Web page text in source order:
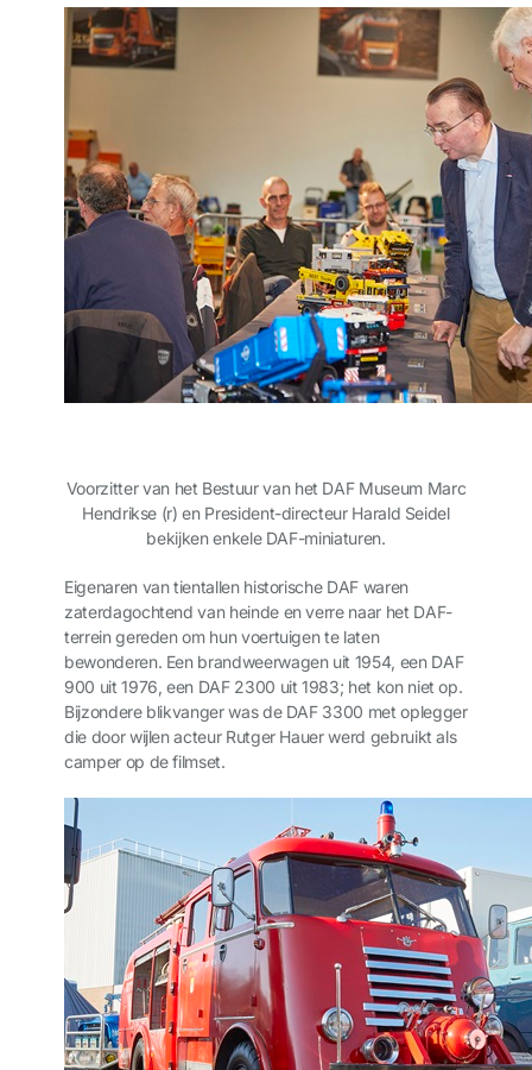
Voorzitter van het Bestuur van het DAF Museum Marc
Hendrikse (r) en President-directeur Harald Seidel
bekijken enkele DAF-miniaturen.
Eigenaren van tientallen historische DAF waren
zaterdagochtend van heinde en verre naar het DAF-
terrein gereden om hun voertuigen te laten
bewonderen. Een brandweerwagen uit 1954, een DAF
900 uit 1976, een DAF 2300 uit 1983; het kon niet op.
Bijzondere blikvanger was de DAF 3300 met oplegger
die door wijlen acteur Rutger Hauer werd gebruikt als
camper op de filmset.